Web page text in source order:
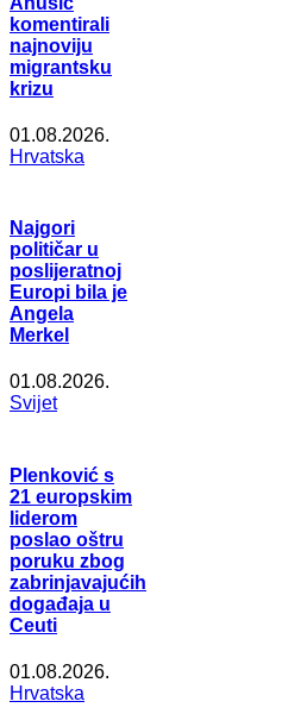
komentirali
najnoviju
migrantsku
krizu
01.08.2026.
Hrvatska
Najgori
političar u
poslijeratnoj
Europi bila je
Angela
Merkel
01.08.2026.
Svijet
Plenković s
21 europskim
liderom
poslao oštru
poruku zbog
zabrinjavajućih
događaja u
Ceuti
01.08.2026.
Hrvatska